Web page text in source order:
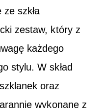
szkła
zestaw, który z
każdego
stylu. W skład
oraz
wykonane z